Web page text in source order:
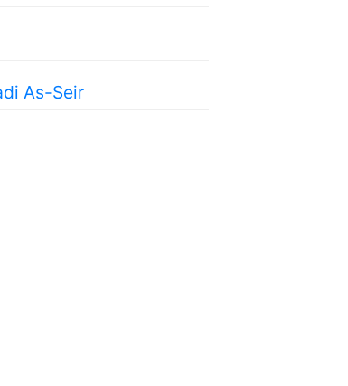
As-Seir